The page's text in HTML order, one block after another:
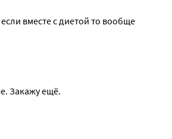
вместе с диетой то вообще
Закажу ещё.